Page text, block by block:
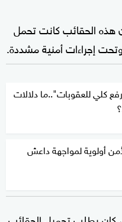
هذه الحقائب كانت تحمل
إجراءات أمنية مشددة.
كلي للعقوبات"..ما دلالات
أولوية لمواجهة داعش